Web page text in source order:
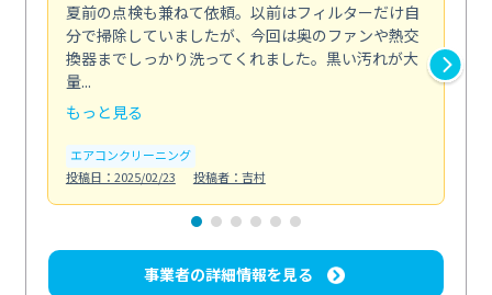
夏前の点検も兼ねて依頼。以前はフィルターだけ自
分で掃除していましたが、今回は奥のファンや熱交
換器までしっかり洗ってくれました。黒い汚れが大
量...
もっと見る
エアコンクリーニング
投稿日：2025/02/23
投稿者：吉村
事業者の詳細情報を見る